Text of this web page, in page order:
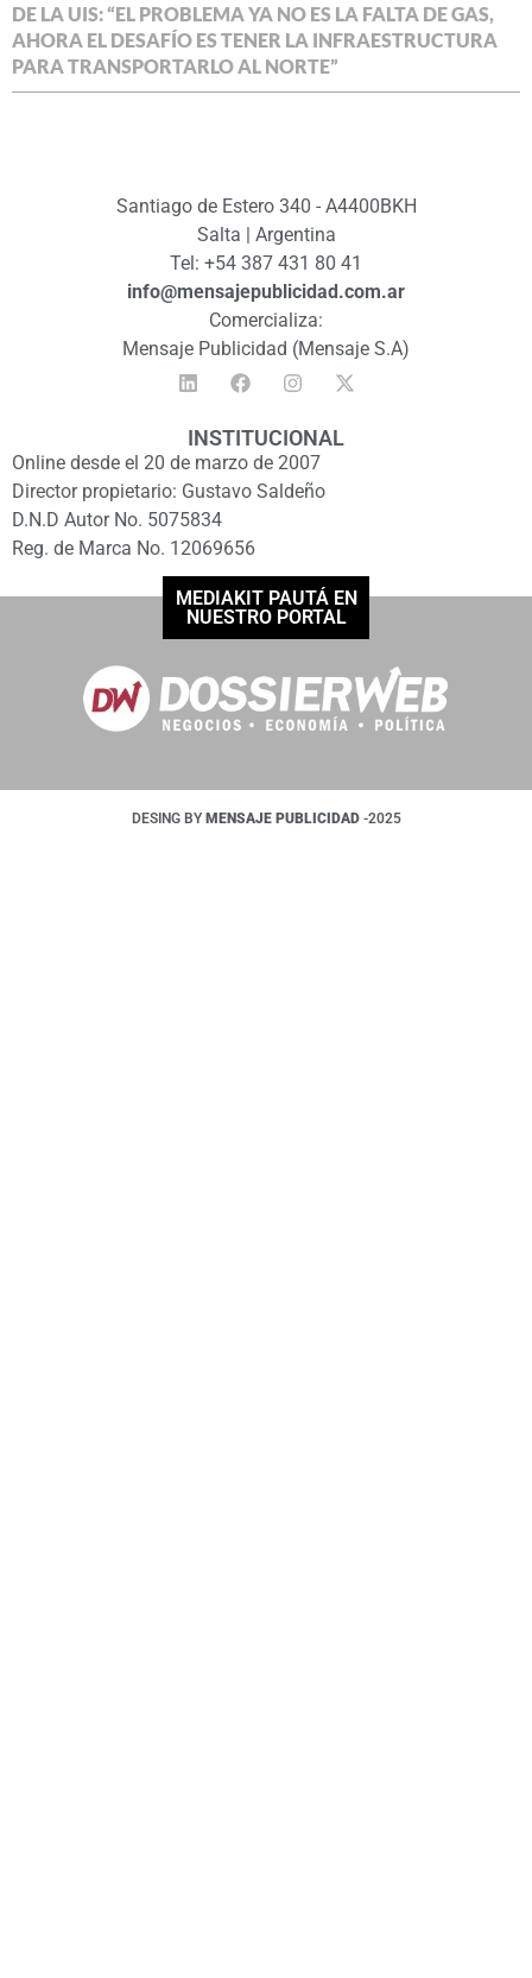
DE LA UIS: “EL PROBLEMA YA NO ES LA FALTA DE GAS,
AHORA EL DESAFÍO ES TENER LA INFRAESTRUCTURA
PARA TRANSPORTARLO AL NORTE”
Santiago de Estero 340 - A4400BKH
Salta | Argentina
Tel: +54 387 431 80 41
info@mensajepublicidad.com.ar
Comercializa:
Mensaje Publicidad (Mensaje S.A)
INSTITUCIONAL
Online desde el 20 de marzo de 2007
Director propietario: Gustavo Saldeño
D.N.D Autor No. 5075834
Reg. de Marca No. 12069656
MEDIAKIT PAUTÁ EN
NUESTRO PORTAL
DESING BY MENSAJE PUBLICIDAD -2025